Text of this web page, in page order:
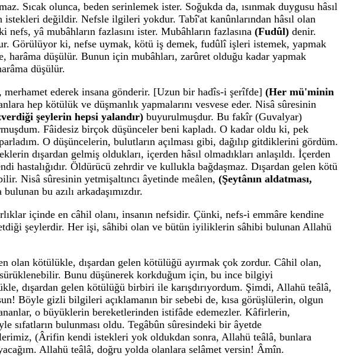
Sıcak olunca, beden serinlemek ister. Soğukda da, ısınmak duygusu hâsıl
değildir. Nefsle ilgileri yokdur. Tabî'at kanûnlarından hâsıl olan
yâ mubâhların fazlasını ister. Mubâhların fazlasına (Fudûl) denir.
Görülüyor ki, nefse uymak, kötü iş demek, fudûlî işleri istemek, yapmak
harâma düşülür. Bunun için mubâhları, zarûret olduğu kadar yapmak
düşülür.
ederek insana gönderir. [Uzun bir hadîs-i şerîfde] (Her mü'minin
hep kötülük ve düşmanlık yapmalarını vesvese eder. Nisâ sûresinin
şeylerin hepsi yalandır) buyurulmuşdur. Bu fakîr (Guvalyar)
Fâidesiz birçok düşünceler beni kapladı. O kadar oldu ki, pek
O düşüncelerin, bulutların açılması gibi, dağılıp gitdiklerini gördüm.
dışardan gelmiş oldukları, içerden hâsıl olmadıkları anlaşıldı. İçerden
hastalığıdır. Öldürücü zehrdir ve kullukla bağdaşmaz. Dışardan gelen kötü
Nisâ sûresinin yetmişaltıncı âyetinde meâlen, (Şeytânın aldatması,
bu azılı arkadaşımızdır.
içinde en câhil olanı, insanın nefsidir. Çünki, nefs-i emmâre kendine
şeylerdir. Her işi, sâhibi olan ve bütün iyiliklerin sâhibi bulunan Allahü
olan kötülükle, dışardan gelen kötülüğü ayırmak çok zordur. Câhil olan,
sürüklenebilir. Bunu düşünerek korkduğum için, bu ince bilgiyi
dışardan gelen kötülüğü birbiri ile karışdırıyordum. Şimdi, Allahü teâlâ,
Böyle gizli bilgileri açıklamanın bir sebebi de, kısa görüşlülerin, olgun
o büyüklerin bereketlerinden istifâde edemezler. Kâfirlerin,
sıfatların bulunması oldu. Tegâbûn sûresindeki bir âyetde
(Ârifin kendi istekleri yok oldukdan sonra, Allahü teâlâ, bunlara
Allahü teâlâ, doğru yolda olanlara selâmet versin! Âmîn.